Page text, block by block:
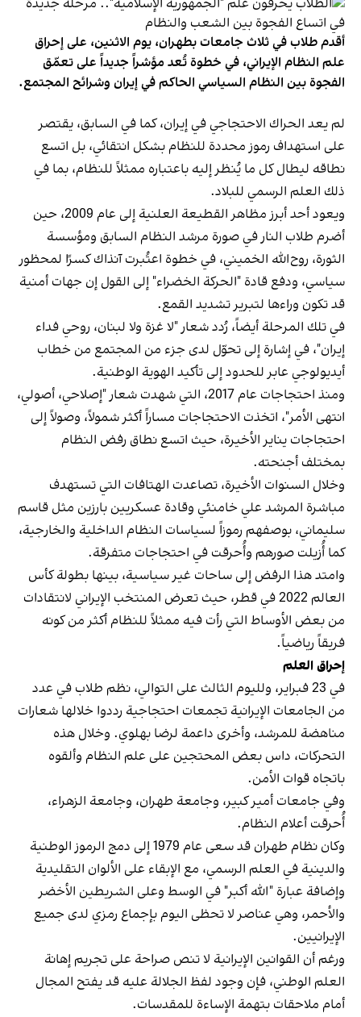
أقدم طلاب في ثلاث جامعات بطهران، يوم الاثنين، على إحراق
علم النظام الإيراني، في خطوة تُعد مؤشراً جديداً على تعمّق
الفجوة بين النظام السياسي الحاكم في إيران وشرائح المجتمع.
لم يعد الحراك الاحتجاجي في إيران، كما في السابق، يقتصر
على استهداف رموز محددة للنظام بشكل انتقائي، بل اتسع
نطاقه ليطال كل ما يُنظر إليه باعتباره ممثلاً للنظام، بما في
ذلك العلم الرسمي للبلاد.
ويعود أحد أبرز مظاهر القطيعة العلنية إلى عام 2009، حين
أضرم طلاب النار في صورة مرشد النظام السابق ومؤسسة
الثورة، روح‌الله الخميني، في خطوة اعتُبرت آنذاك كسرًا لمحظور
سياسي، ودفع قادة "الحركة الخضراء" إلى القول إن جهات أمنية
قد تكون وراءها لتبرير تشديد القمع.
في تلك المرحلة أيضاً، رُدد شعار "لا غزة ولا لبنان، روحي فداء
إيران"، في إشارة إلى تحوّل لدى جزء من المجتمع من خطاب
أيديولوجي عابر للحدود إلى تأكيد الهوية الوطنية.
ومنذ احتجاجات عام 2017، التي شهدت شعار "إصلاحي، أصولي،
انتهى الأمر"، اتخذت الاحتجاجات مساراً أكثر شمولاً، وصولاً إلى
احتجاجات يناير الأخيرة، حيث اتسع نطاق رفض النظام
بمختلف أجنحته.
وخلال السنوات الأخيرة، تصاعدت الهتافات التي تستهدف
مباشرة المرشد علي خامنئي وقادة عسكريين بارزين مثل قاسم
سليماني، بوصفهم رموزاً لسياسات النظام الداخلية والخارجية،
كما أُزيلت صورهم وأُحرقت في احتجاجات متفرقة.
وامتد هذا الرفض إلى ساحات غير سياسية، بينها بطولة كأس
العالم 2022 في قطر، حيث تعرض المنتخب الإيراني لانتقادات
من بعض الأوساط التي رأت فيه ممثلاً للنظام أكثر من كونه
فريقاً رياضياً.
إحراق العلم
في 23 فبراير، ولليوم الثالث على التوالي، نظم طلاب في عدد
من الجامعات الإيرانية تجمعات احتجاجية رددوا خلالها شعارات
مناهضة للمرشد، وأخرى داعمة لرضا بهلوي. وخلال هذه
التحركات، داس بعض المحتجين على علم النظام وألقوه
باتجاه قوات الأمن.
وفي جامعات أمير كبير، وجامعة طهران، وجامعة الزهراء،
أُحرقت أعلام النظام.
وكان نظام طهران قد سعى عام 1979 إلى دمج الرموز الوطنية
والدينية في العلم الرسمي، مع الإبقاء على الألوان التقليدية
وإضافة عبارة "الله أكبر" في الوسط وعلى الشريطين الأخضر
والأحمر، وهي عناصر لا تحظى اليوم بإجماع رمزي لدى جميع
الإيرانيين.
ورغم أن القوانين الإيرانية لا تنص صراحة على تجريم إهانة
العلم الوطني، فإن وجود لفظ الجلالة عليه قد يفتح المجال
أمام ملاحقات بتهمة الإساءة للمقدسات.